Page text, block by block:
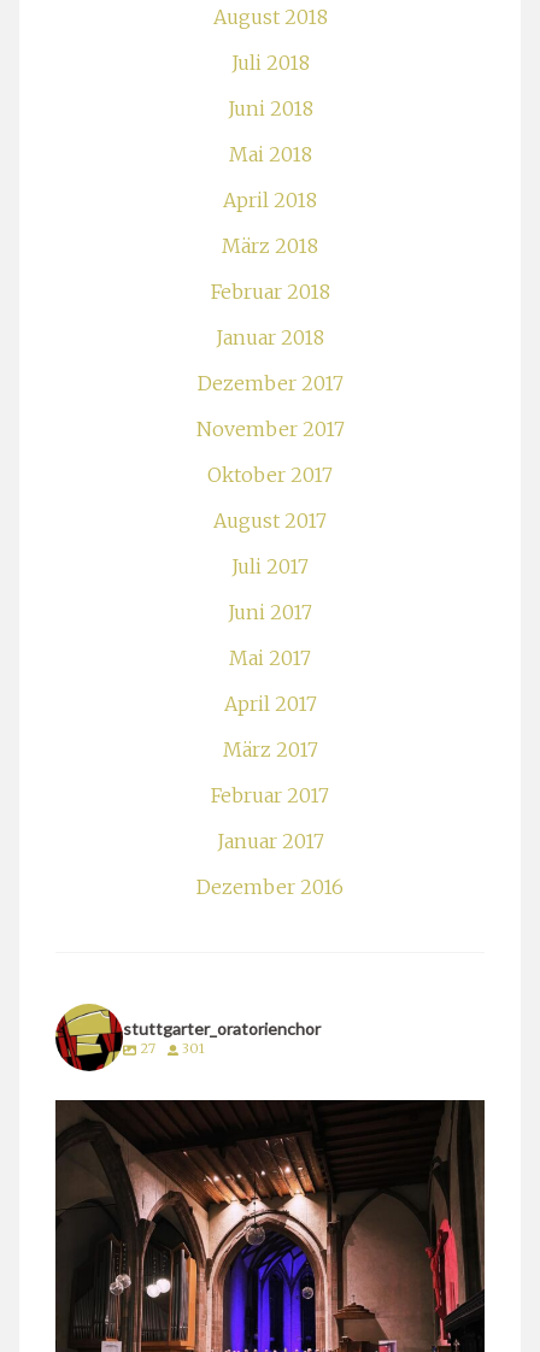
August 2018
Juli 2018
Juni 2018
Mai 2018
April 2018
März 2018
Februar 2018
Januar 2018
Dezember 2017
November 2017
Oktober 2017
August 2017
Juli 2017
Juni 2017
Mai 2017
April 2017
März 2017
Februar 2017
Januar 2017
Dezember 2016
stuttgarter_oratorienchor
27 301
stuttgarter_oratorienchor
März 24